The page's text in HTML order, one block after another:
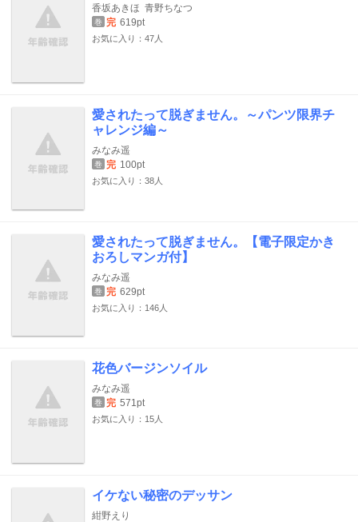
香坂あきほ 青野ちなつ
巻 完 619pt
お気に入り：47人
愛されたって脱ぎません。～パンツ限界チ
ャレンジ編～
みなみ遥
巻 完 100pt
お気に入り：38人
愛されたって脱ぎません。【電子限定かき
おろしマンガ付】
みなみ遥
巻 完 629pt
お気に入り：146人
花色バージンソイル
みなみ遥
巻 完 571pt
お気に入り：15人
イケない秘密のデッサン
紺野えり